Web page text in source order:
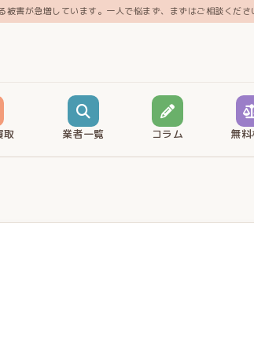
被害が急増しています。一人で悩まず、まずはご相談くださ
取 業者一覧 コラム 無